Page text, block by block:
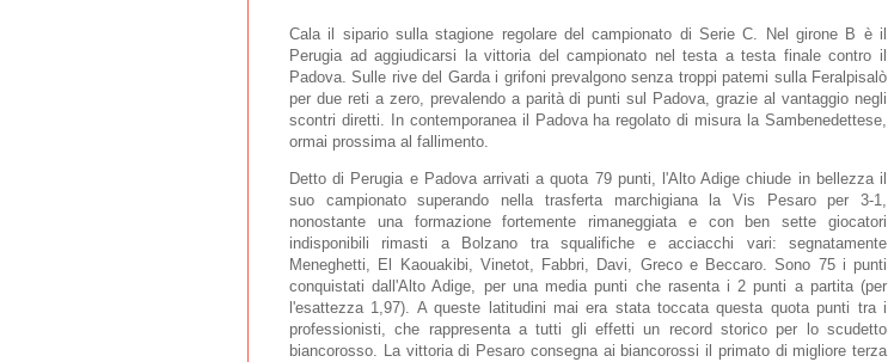
Cala il sipario sulla stagione regolare del campionato di Serie C. Nel girone B è il
Perugia ad aggiudicarsi la vittoria del campionato nel testa a testa finale contro il
Padova. Sulle rive del Garda i grifoni prevalgono senza troppi patemi sulla Feralpisalò
per due reti a zero, prevalendo a parità di punti sul Padova, grazie al vantaggio negli
scontri diretti. In contemporanea il Padova ha regolato di misura la Sambenedettese,
ormai prossima al fallimento.
Detto di Perugia e Padova arrivati a quota 79 punti, l'Alto Adige chiude in bellezza il
suo campionato superando nella trasferta marchigiana la Vis Pesaro per 3-1,
nonostante una formazione fortemente rimaneggiata e con ben sette giocatori
indisponibili rimasti a Bolzano tra squalifiche e acciacchi vari: segnatamente
Meneghetti, El Kaouakibi, Vinetot, Fabbri, Davi, Greco e Beccaro. Sono 75 i punti
conquistati dall'Alto Adige, per una media punti che rasenta i 2 punti a partita (per
l'esattezza 1,97). A queste latitudini mai era stata toccata questa quota punti tra i
professionisti, che rappresenta a tutti gli effetti un record storico per lo scudetto
biancorosso. La vittoria di Pesaro consegna ai biancorossi il primato di migliore terza